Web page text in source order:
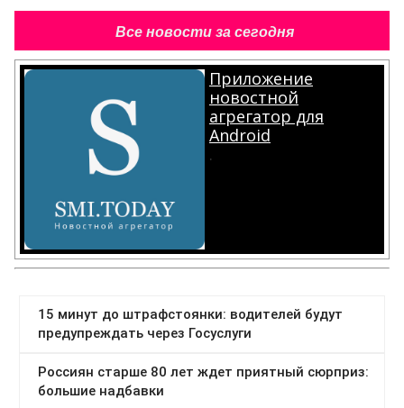
Все новости за сегодня
Приложение
новостной
агрегатор для
Android
.